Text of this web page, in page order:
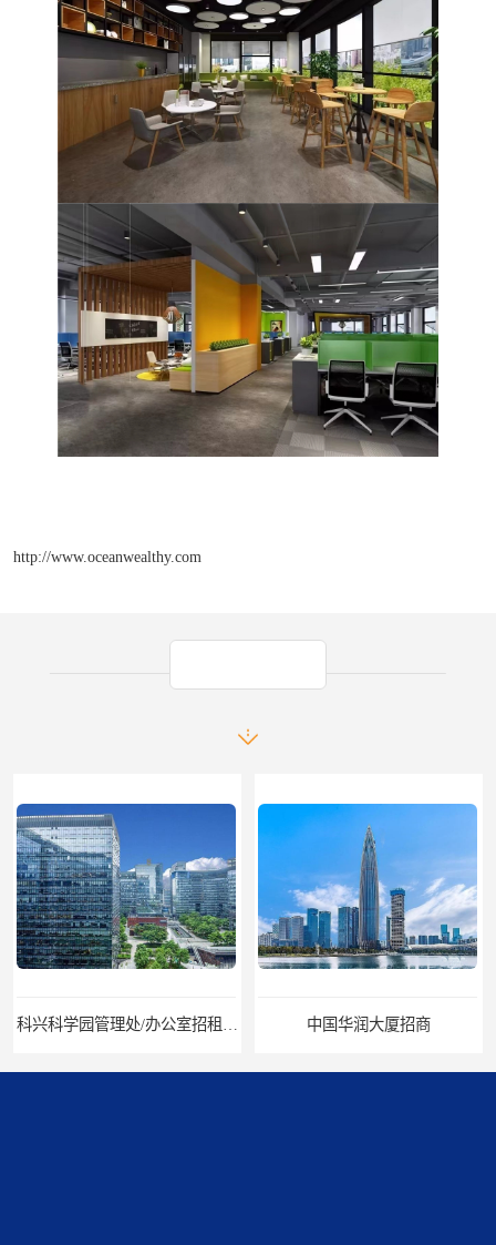
http://www.oceanwealthy.com
中国华润大厦招商 招商局广场出租